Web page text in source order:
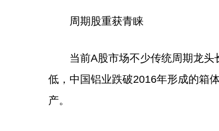
周期股重获青睐
当前A股市场不少传统周期龙头
低，中国铝业跌破2016年形成的箱
产。